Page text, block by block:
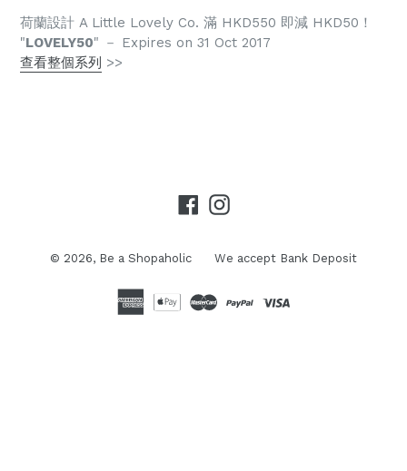
荷蘭設計 A Little Lovely Co. 滿 HKD550 即減 HKD50！
"LOVELY50" － Expires on 31 Oct 2017
查看整個系列 >>
FacebookInstagram
© 2026, Be a Shopaholic We accept Bank Deposit